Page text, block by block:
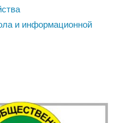
и информационной